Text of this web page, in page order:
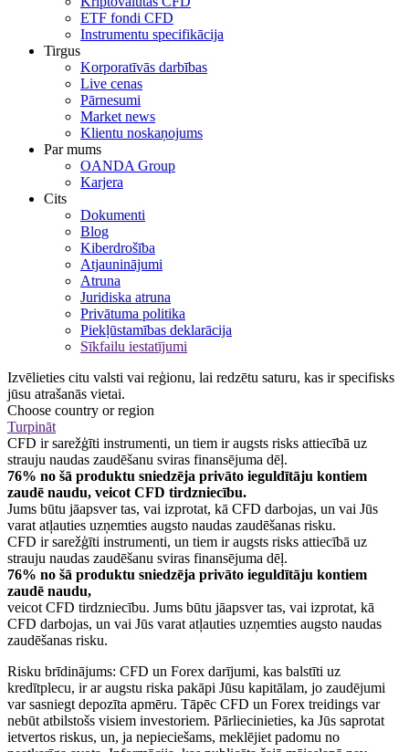
ETF fondi CFD
Instrumentu specifikācija
Tirgus
Korporatīvās darbības
Live cenas
Pārnesumi
Market news
Klientu noskaņojums
Par mums
OANDA Group
Karjera
Cits
Dokumenti
Blog
Kiberdrošība
Atjauninājumi
Atruna
Juridiska atruna
Privātuma politika
Piekļūstamības deklarācija
Sīkfailu iestatījumi
Izvēlieties citu valsti vai reģionu, lai redzētu saturu, kas ir specifisks
jūsu atrašanās vietai.
Choose country or region
Turpināt
CFD ir sarežģīti instrumenti, un tiem ir augsts risks attiecībā uz
strauju naudas zaudēšanu sviras finansējuma dēļ.
76% no šā produktu sniedzēja privāto ieguldītāju kontiem
zaudē naudu, veicot CFD tirdzniecību.
Jums būtu jāapsver tas, vai izprotat, kā CFD darbojas, un vai Jūs
varat atļauties uzņemties augsto naudas zaudēšanas risku.
CFD ir sarežģīti instrumenti, un tiem ir augsts risks attiecībā uz
strauju naudas zaudēšanu sviras finansējuma dēļ.
76% no šā produktu sniedzēja privāto ieguldītāju kontiem
zaudē naudu,
veicot CFD tirdzniecību. Jums būtu jāapsver tas, vai izprotat, kā
CFD darbojas, un vai Jūs varat atļauties uzņemties augsto naudas
zaudēšanas risku.
Risku brīdinājums: CFD un Forex darījumi, kas balstīti uz
kredītplecu, ir ar augstu riska pakāpi Jūsu kapitālam, jo zaudējumi
var sasniegt depozīta apmēru. Tāpēc CFD un Forex treidings var
nebūt atbilstošs visiem investoriem. Pārliecinieties, ka Jūs saprotat
ietvertos riskus, un, ja nepieciešams, meklējiet padomu no